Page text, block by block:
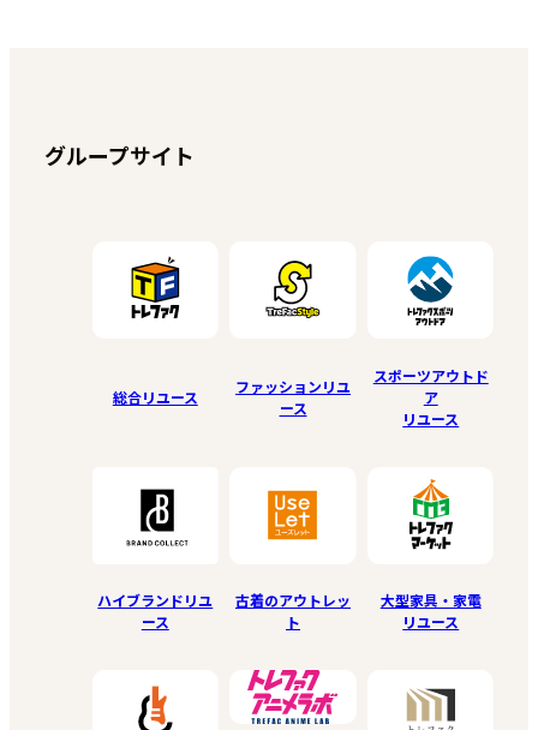
グループサイト
総合リユース
ファッションリユ
ース
スポーツアウトド
ア
リユース
ハイブランドリユ
ース
古着のアウトレッ
ト
大型家具・家電
リユース